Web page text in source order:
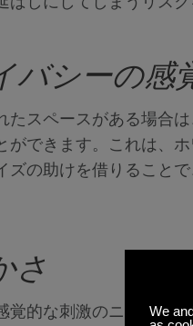
バシーの感
たスペースがある場合
ができます。これは、
ズの助けを借りること
さ
覚的な刺激のニーズを